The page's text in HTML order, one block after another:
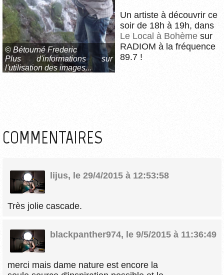
© Bétourné Frederic
Plus d'informations sur
l'utilisation des images...
Un artiste à découvrir ce
soir de 18h à 19h, dans
Le Local à Bohème sur
RADIOM à la fréquence
89.7 !
COMMENTAIRES
lijus, le 29/4/2015 à 12:53:58
Très jolie cascade.
blackpanther974, le 9/5/2015 à 11:36:49
merci mais dame nature est encore la